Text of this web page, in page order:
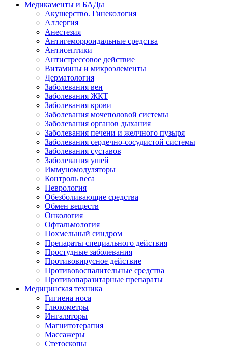
Медикаменты и БАДы
Акушерство. Гинекология
Аллергия
Анестезия
Антигеморроидальные средства
Антисептики
Антистрессовое действие
Витамины и микроэлементы
Дерматология
Заболевания вен
Заболевания ЖКТ
Заболевания крови
Заболевания мочеполовой системы
Заболевания органов дыхания
Заболевания печени и желчного пузыря
Заболевания сердечно-сосудистой системы
Заболевания суставов
Заболевания ушей
Иммуномодуляторы
Контроль веса
Неврология
Обезболивающие средства
Обмен веществ
Онкология
Офтальмология
Похмельный синдром
Препараты специального действия
Простудные заболевания
Противовирусное действие
Противовоспалительные средства
Противопаразитарные препараты
Медицинская техника
Гигиена носа
Глюкометры
Ингаляторы
Магнитотерапия
Массажеры
Стетоскопы